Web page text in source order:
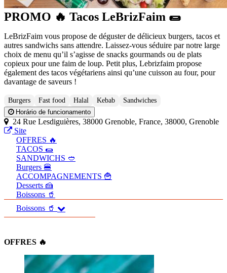
PROMO 🔥 Tacos LeBrizFaim 🌯
LeBrizFaim vous propose de déguster de délicieux burgers, tacos et
autres sandwichs sans attendre. Laissez-vous séduire par notre large
choix de menu qu’il s’agisse de snacks gourmands ou de plats
copieux pour une faim de loup. Petit plus, Lebrizfaim propose
également des tacos végétariens ainsi qu’une cuisson au four, pour
davantage de saveurs !
Burgers Fast food Halal Kebab
Sandwiches
Horário de funcionamento
24 Rue Lesdiguières, 38000 Grenoble, France, 38000, Grenoble
Site
OFFRES 🔥
TACOS ​🌯
SANDWICHS ​🥙
Burgers 🍔
ACCOMPAGNEMENTS 🍟
Desserts 🍰
Boissons 🥤
Boissons 🥤
OFFRES 🔥